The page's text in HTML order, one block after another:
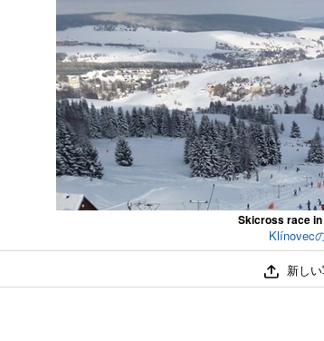
Skicross race
Klínovec
新し